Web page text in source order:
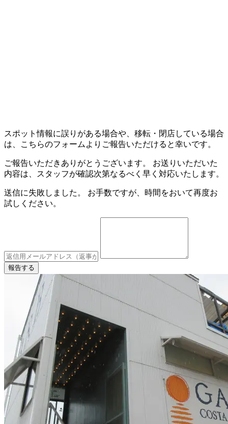
スポット情報に誤りがある場合や、移転・閉店している場合
は、こちらのフォームよりご報告いただけると幸いです。
ご報告いただきありがとうございます。 お送りいただいた
内容は、スタッフが確認次第なるべく早く対応いたします。
送信に失敗しました。 お手数ですが、時間をおいて再度お
試しください。